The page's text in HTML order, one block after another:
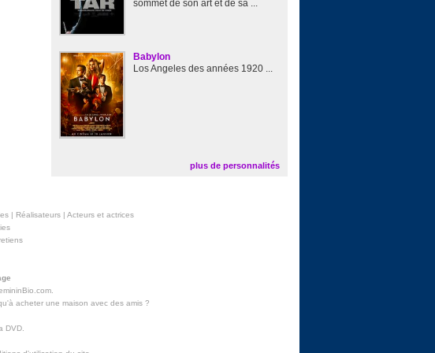
sommet de son art et de sa ...
Babylon
Los Angeles des années 1920 ...
plus de personnalités
| Réalisateurs| Acteurs et actrices
acheter une maison avec des amis?
DVD